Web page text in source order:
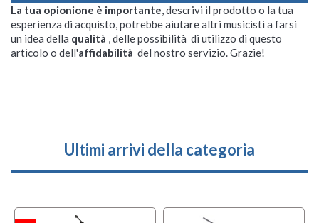
La tua opionione è importante, descrivi il prodotto o la tua
esperienza di acquisto, potrebbe aiutare altri musicisti a farsi
un idea della qualità , delle possibilità di utilizzo di questo
articolo o dell'affidabilità del nostro servizio. Grazie!
Ultimi arrivi della categoria